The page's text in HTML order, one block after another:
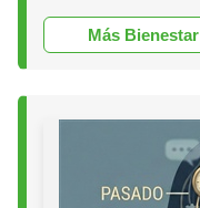
Más Bienestar